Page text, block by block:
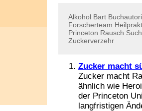
Alkohol Bart
Forscherteam
Princeton Rausch
Zuckerverzehr
Zucker macht
Zucker macht
ähnlich wie
der Princeton
langfristigen